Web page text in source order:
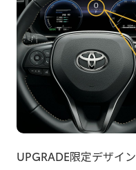
UPGRADE限定デザイン